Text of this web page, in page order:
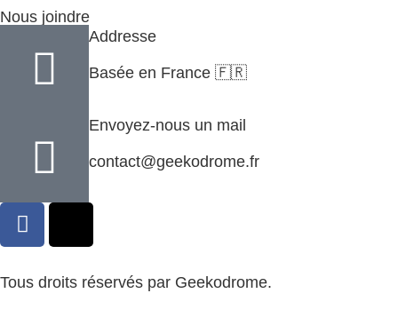
Nous joindre
Addresse
Basée en France 🇫🇷
Envoyez-nous un mail
contact@geekodrome.fr
Tous droits réservés par Geekodrome.